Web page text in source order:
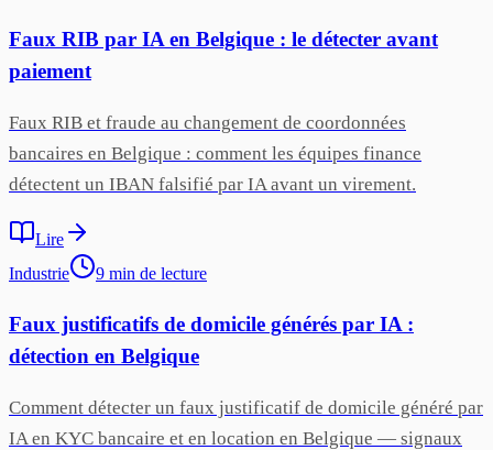
Faux RIB par IA en Belgique : le détecter avant
paiement
Faux RIB et fraude au changement de coordonnées
bancaires en Belgique : comment les équipes finance
détectent un IBAN falsifié par IA avant un virement.
Lire
Industrie
9 min de lecture
Faux justificatifs de domicile générés par IA :
détection en Belgique
Comment détecter un faux justificatif de domicile généré par
IA en KYC bancaire et en location en Belgique — signaux